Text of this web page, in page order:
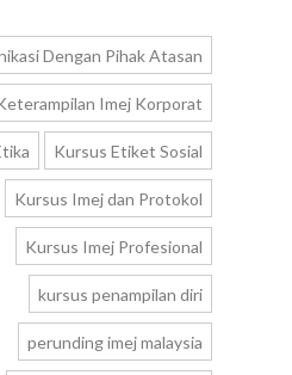
Dengan Pihak Atasan
Imej Korporat
Kursus Etiket Sosial
Kursus Imej dan Protokol
Kursus Imej Profesional
kursus penampilan diri
perunding imej malaysia